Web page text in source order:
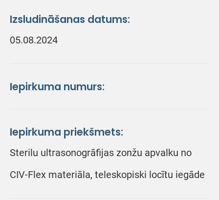
Izsludināšanas datums:
05.08.2024
Iepirkuma numurs:
Iepirkuma priekšmets:
Sterilu ultrasonogrāfijas zonžu apvalku no
CIV-Flex materiāla, teleskopiski locītu iegāde